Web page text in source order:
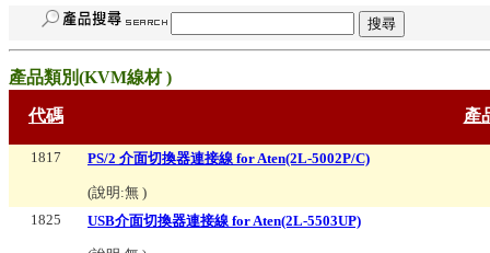
產品類別(KVM線材)
代碼 產
1817 PS/2 介面切換器連接線 for Aten(2L-5002P/C)
(說明:無 )
1825
USB介面切換器連接線 for Aten(2L-5503UP)